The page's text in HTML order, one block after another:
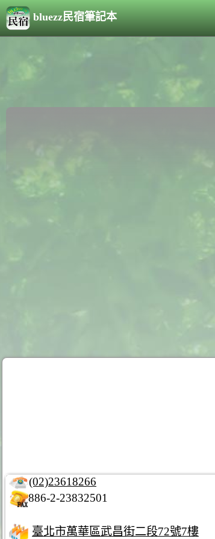
bluezz民宿筆記本
(02)23618266
886-2-23832501
臺北市萬華區武昌街二段72號7樓